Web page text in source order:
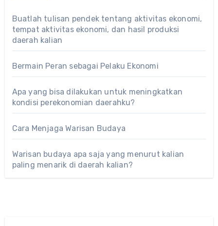
Buatlah tulisan pendek tentang aktivitas ekonomi,
tempat aktivitas ekonomi, dan hasil produksi
daerah kalian
Bermain Peran sebagai Pelaku Ekonomi
Apa yang bisa dilakukan untuk meningkatkan
kondisi perekonomian daerahku?
Cara Menjaga Warisan Budaya
Warisan budaya apa saja yang menurut kalian
paling menarik di daerah kalian?